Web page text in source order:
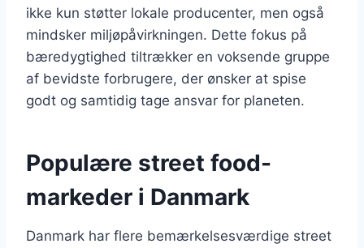
ikke kun støtter lokale producenter, men også
mindsker miljøpåvirkningen. Dette fokus på
bæredygtighed tiltrækker en voksende gruppe
af bevidste forbrugere, der ønsker at spise
godt og samtidig tage ansvar for planeten.
Populære street food-
markeder i Danmark
Danmark har flere bemærkelsesværdige street